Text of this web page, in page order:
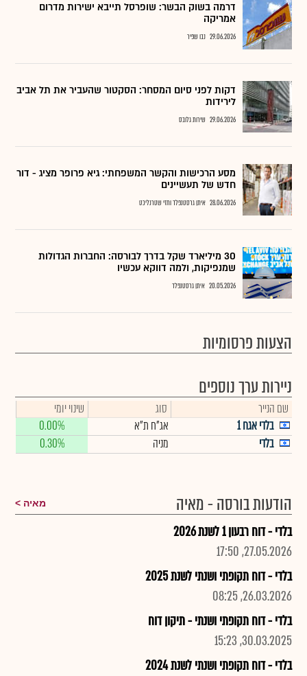
דרמה בשוק הבשר: שופרסל תייבא ישירות מדרום
אמריקה
29.06.2026 נבו שפיר
דקות לפני סיום המסחר: הסקטור שהעביר את תל אביב
לירידות
29.06.2026 שירות גלובס
מסע הרכישות והקשר המשפחתי: גיא פרופר מציג - דור
חדש של תעשיינים
28.06.2026 איתן גרסטנפלד וחזי שטרנליכט
30 מיליארד שקל בדרך לבורסה: החברות הגדולות
שמנפיקות, ולמה דווקא עכשיו
20.05.2026 איתן גרסטנפלד
הצעות פרסומיות
ניירות ערך נוספים
שם הנייר סוג
שינוי יומי
בלדי אגח 1
אג"ח ת"א
0.00%
בלדי
מניה 0.30%
הודעות בורסה - מאיה מאיה
בלדי - דוח רבעון 1 לשנת 2026
27.05.2026, 17:50
בלדי - דוח תקופתי ושנתי לשנת 2025
26.03.2026, 08:25
בלדי - דוח תקופתי ושנתי - תיקון דוח
30.03.2025, 15:23
בלדי - דוח תקופתי ושנתי לשנת 2024